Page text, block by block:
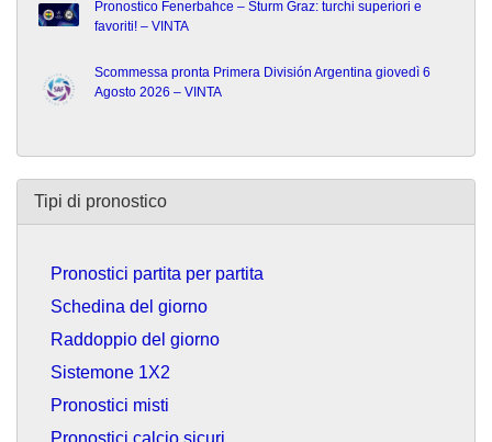
Pronostico Fenerbahce – Sturm Graz: turchi superiori e
favoriti! – VINTA
Scommessa pronta Primera División Argentina giovedì 6
Agosto 2026 – VINTA
Tipi di pronostico
Pronostici partita per partita
Schedina del giorno
Raddoppio del giorno
Sistemone 1X2
Pronostici misti